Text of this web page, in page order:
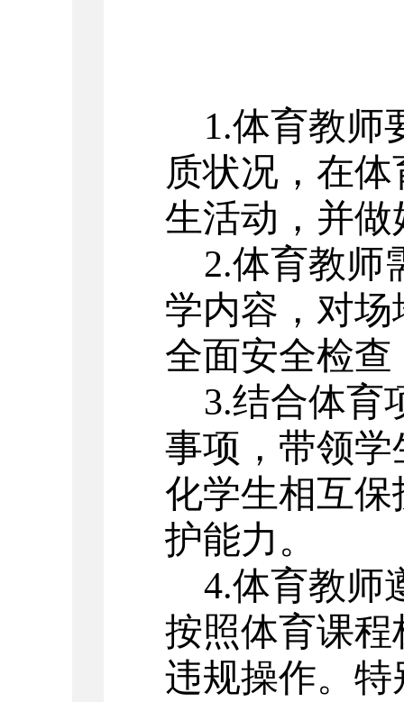
1.体育教师
质状况，在
生活动，并做
2.体育教师
学内容，对
全面安全检
3.结合体育
事项，带领
化学生相互
护能力。
4.体育教师
按照体育课
违规操作。